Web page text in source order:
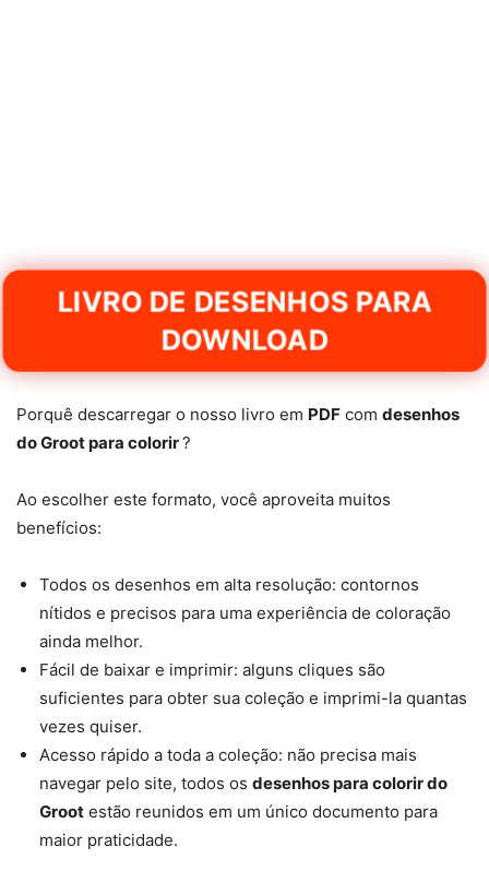
LIVRO DE DESENHOS PARA
DOWNLOAD
Porquê descarregar o nosso livro em PDF com desenhos
do Groot para colorir?
Ao escolher este formato, você aproveita muitos
benefícios:
Todos os desenhos em alta resolução: contornos
nítidos e precisos para uma experiência de coloração
ainda melhor.
Fácil de baixar e imprimir: alguns cliques são
suficientes para obter sua coleção e imprimi-la quantas
vezes quiser.
Acesso rápido a toda a coleção: não precisa mais
navegar pelo site, todos os desenhos para colorir do
Groot estão reunidos em um único documento para
maior praticidade.